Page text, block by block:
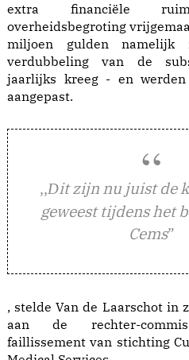
extra financiële
overheidsbegroting
miljoen gulden namelijk
verdubbeling van de
jaarlijks kreeg - en
aangepast.
,,Dit zijn nu juist de
geweest tijdens het
Cems”
, stelde Van de Laarschot in
aan de rechter-
faillissement van stichting